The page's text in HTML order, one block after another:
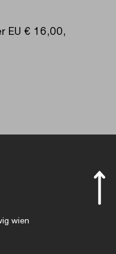
EU € 16,00,
wien